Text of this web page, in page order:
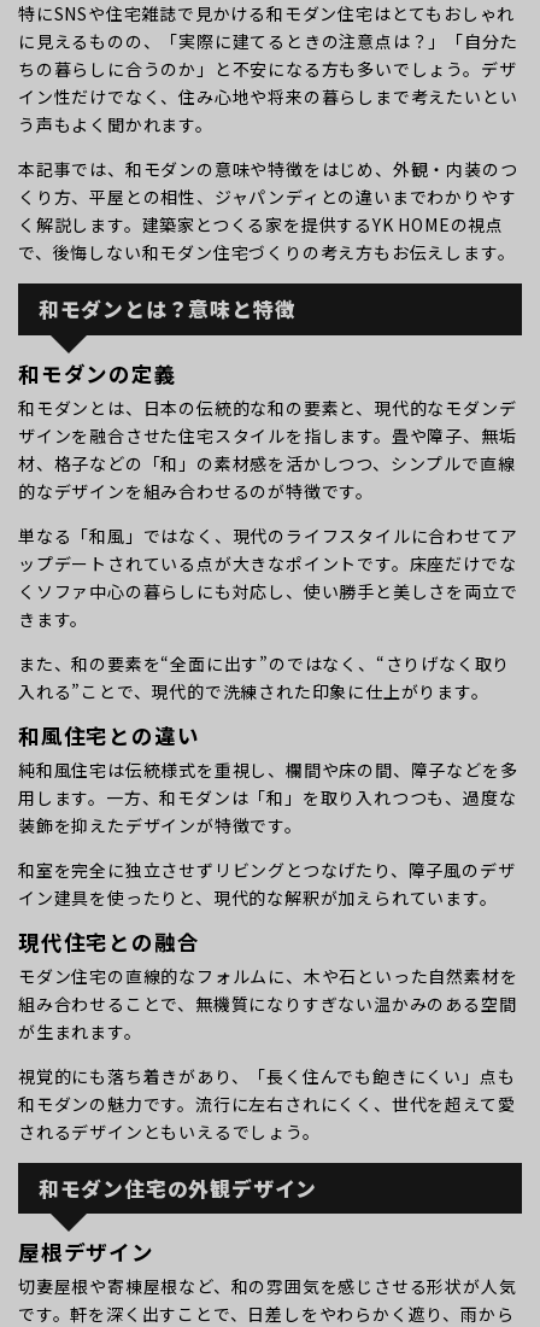
特にSNSや住宅雑誌で見かける和モダン住宅はとてもおしゃれ
に見えるものの、「実際に建てるときの注意点は？」「自分た
ちの暮らしに合うのか」と不安になる方も多いでしょう。デザ
イン性だけでなく、住み心地や将来の暮らしまで考えたいとい
う声もよく聞かれます。
本記事では、和モダンの意味や特徴をはじめ、外観・内装のつ
くり方、平屋との相性、ジャパンディとの違いまでわかりやす
く解説します。建築家とつくる家を提供するYK HOMEの視点
で、後悔しない和モダン住宅づくりの考え方もお伝えします。
和モダンとは？意味と特徴
和モダンの定義
和モダンとは、日本の伝統的な和の要素と、現代的なモダンデ
ザインを融合させた住宅スタイルを指します。畳や障子、無垢
材、格子などの「和」の素材感を活かしつつ、シンプルで直線
的なデザインを組み合わせるのが特徴です。
単なる「和風」ではなく、現代のライフスタイルに合わせてア
ップデートされている点が大きなポイントです。床座だけでな
くソファ中心の暮らしにも対応し、使い勝手と美しさを両立で
きます。
また、和の要素を“全面に出す”のではなく、“さりげなく取り
入れる”ことで、現代的で洗練された印象に仕上がります。
和風住宅との違い
純和風住宅は伝統様式を重視し、欄間や床の間、障子などを多
用します。一方、和モダンは「和」を取り入れつつも、過度な
装飾を抑えたデザインが特徴です。
和室を完全に独立させずリビングとつなげたり、障子風のデザ
イン建具を使ったりと、現代的な解釈が加えられています。
現代住宅との融合
モダン住宅の直線的なフォルムに、木や石といった自然素材を
組み合わせることで、無機質になりすぎない温かみのある空間
が生まれます。
視覚的にも落ち着きがあり、「長く住んでも飽きにくい」点も
和モダンの魅力です。流行に左右されにくく、世代を超えて愛
されるデザインともいえるでしょう。
和モダン住宅の外観デザイン
屋根デザイン
切妻屋根や寄棟屋根など、和の雰囲気を感じさせる形状が人気
です。軒を深く出すことで、日差しをやわらかく遮り、雨から